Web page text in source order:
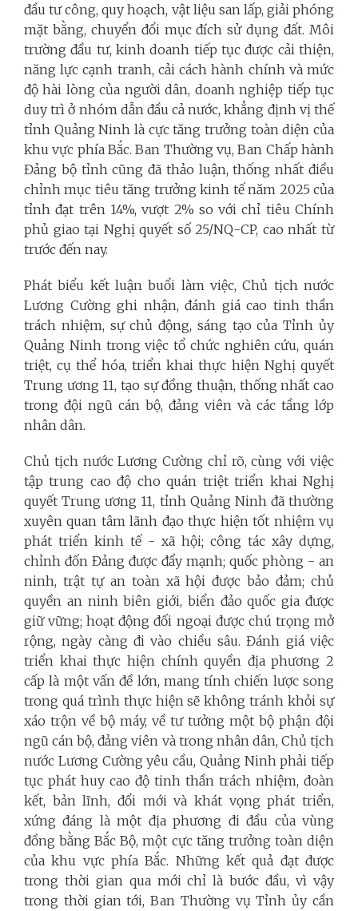
đầu tư công, quy hoạch, vật liệu san lấp, giải phóng
mặt bằng, chuyển đổi mục đích sử dụng đất. Môi
trường đầu tư, kinh doanh tiếp tục được cải thiện,
năng lực cạnh tranh, cải cách hành chính và mức
độ hài lòng của người dân, doanh nghiệp tiếp tục
duy trì ở nhóm dẫn đầu cả nước, khẳng định vị thế
tỉnh Quảng Ninh là cực tăng trưởng toàn diện của
khu vực phía Bắc. Ban Thường vụ, Ban Chấp hành
Đảng bộ tỉnh cũng đã thảo luận, thống nhất điều
chỉnh mục tiêu tăng trưởng kinh tế năm 2025 của
tỉnh đạt trên 14%, vượt 2% so với chỉ tiêu Chính
phủ giao tại Nghị quyết số 25/NQ-CP, cao nhất từ
trước đến nay.
Phát biểu kết luận buổi làm việc, Chủ tịch nước
Lương Cường ghi nhận, đánh giá cao tinh thần
trách nhiệm, sự chủ động, sáng tạo của Tỉnh ủy
Quảng Ninh trong việc tổ chức nghiên cứu, quán
triệt, cụ thể hóa, triển khai thực hiện Nghị quyết
Trung ương 11, tạo sự đồng thuận, thống nhất cao
trong đội ngũ cán bộ, đảng viên và các tầng lớp
nhân dân.
Chủ tịch nước Lương Cường chỉ rõ, cùng với việc
tập trung cao độ cho quán triệt triển khai Nghị
quyết Trung ương 11, tỉnh Quảng Ninh đã thường
xuyên quan tâm lãnh đạo thực hiện tốt nhiệm vụ
phát triển kinh tế - xã hội; công tác xây dựng,
chỉnh đốn Đảng được đẩy mạnh; quốc phòng - an
ninh, trật tự an toàn xã hội được bảo đảm; chủ
quyền an ninh biên giới, biển đảo quốc gia được
giữ vững; hoạt động đối ngoại được chú trọng mở
rộng, ngày càng đi vào chiều sâu. Đánh giá việc
triển khai thực hiện chính quyền địa phương 2
cấp là một vấn đề lớn, mang tính chiến lược song
trong quá trình thực hiện sẽ không tránh khỏi sự
xáo trộn về bộ máy, về tư tưởng một bộ phận đội
ngũ cán bộ, đảng viên và trong nhân dân, Chủ tịch
nước Lương Cường yêu cầu, Quảng Ninh phải tiếp
tục phát huy cao độ tinh thần trách nhiệm, đoàn
kết, bản lĩnh, đổi mới và khát vọng phát triển,
xứng đáng là một địa phương đi đầu của vùng
đồng bằng Bắc Bộ, một cực tăng trưởng toàn diện
của khu vực phía Bắc. Những kết quả đạt được
trong thời gian qua mới chỉ là bước đầu, vì vậy
trong thời gian tới, Ban Thường vụ Tỉnh ủy cần